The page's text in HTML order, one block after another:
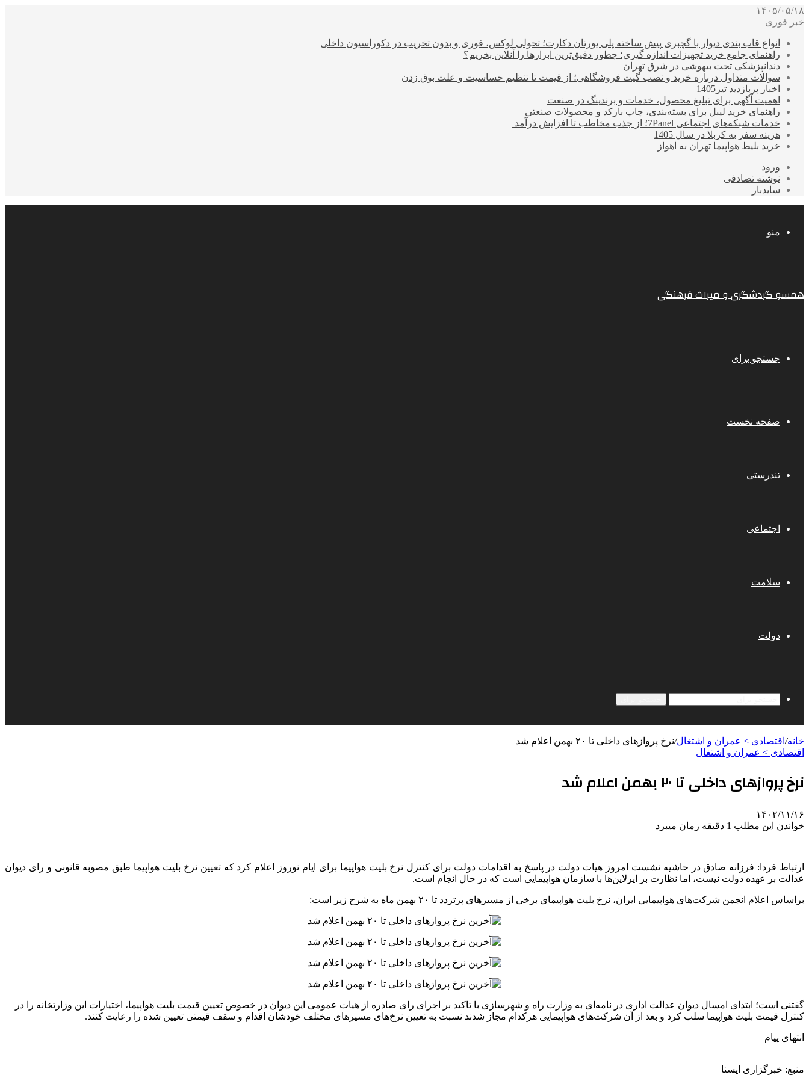
۱۴۰۵/۰۵/۱۸
خبر فوری
انواع قاب بندی دیوار با گچبری پیش ساخته پلی یورتان دکارت؛ تحولی لوکس، فوری و بدون تخریب در دکوراسیون داخلی
راهنمای جامع خرید تجهیزات اندازه گیری؛ چطور دقیق‌ترین ابزارها را آنلاین بخریم؟
دندانپزشکی تحت بیهوشی در شرق تهران
سوالات متداول درباره خرید و نصب گیت فروشگاهی؛ از قیمت تا تنظیم حساسیت و علت بوق زدن
اخبار پربازدید تیر1405
اهمیت آگهی برای تبلیغ محصول، خدمات و برندینگ در صنعت
راهنمای خرید لیبل برای بسته‌بندی، چاپ بارکد و محصولات صنعتی
خدمات شبکه‌های اجتماعی 7Panel؛ از جذب مخاطب تا افزایش درآمد
هزینه سفر به کربلا در سال 1405
خرید بلیط هواپیما تهران به اهواز
ورود
نوشته تصادفی
سایدبار
منو
همسو گردشگری و میراث فرهنگی
جستجو برای
صفحه نخست
تندرستی
اجتماعی
سلامت
دولت
خانه/ اقتصادی > عمران و اشتغال/نرخ پروازهای داخلی تا ۲۰ بهمن اعلام شد
اقتصادی > عمران و اشتغال
نرخ پروازهای داخلی تا ۲۰ بهمن اعلام شد
۱۴۰۲/۱۱/۱۶
خواندن این مطلب 1 دقیقه زمان میبرد
ارتباط فردا: فرزانه صادق در حاشیه نشست امروز هیات دولت در پاسخ به اقدامات دولت برای کنترل نرخ بلیت هواپیما برای ایام نوروز اعلام کرد که تعیین نرخ بلیت هواپیما طبق مصوبه قانونی و رای دیوان
عدالت بر عهده دولت نیست، اما نظارت بر ایرلاین‌ها با سازمان هواپیمایی است که در حال انجام است.
براساس‌ اعلام انجمن شرکت‌های هواپیمایی ایران، نرخ بلیت هواپیمای برخی از مسیرهای پرتردد تا ۲۰ بهمن ماه به شرح زیر است:
گفتنی است؛ ابتدای امسال دیوان عدالت اداری در نامه‌ای به وزارت راه و شهرسازی با تاکید بر اجرای رای صادره از هیات عمومی این دیوان در خصوص تعیین قیمت بلیت هواپیما، اختیارات این وزارتخانه را در
کنترل قیمت بلیت هواپیما سلب کرد و بعد از آن شرکت‌های هواپیمایی هرکدام مجاز شدند نسبت به تعیین نرخ‌های مسیرهای مختلف خودشان اقدام و سقف قیمتی تعیین شده را رعایت کنند.
انتهای پیام
منبع: خبرگزاری ایسنا